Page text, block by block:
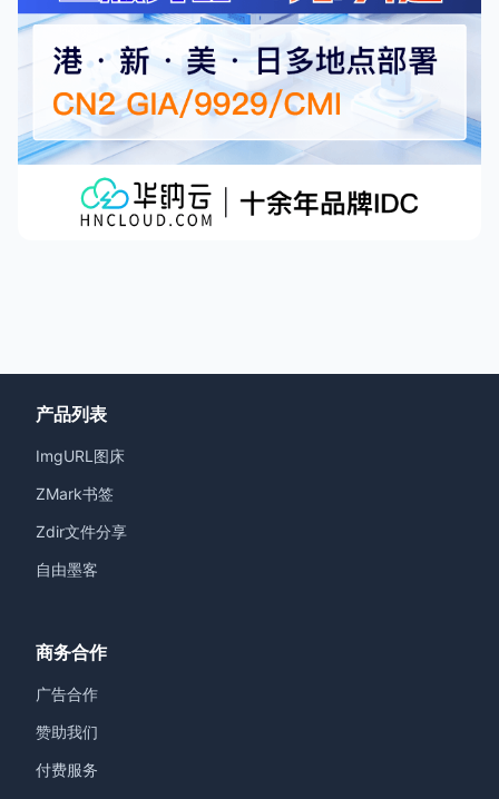
产品列表
ImgURL图床
ZMark书签
Zdir文件分享
自由墨客
商务合作
广告合作
赞助我们
付费服务